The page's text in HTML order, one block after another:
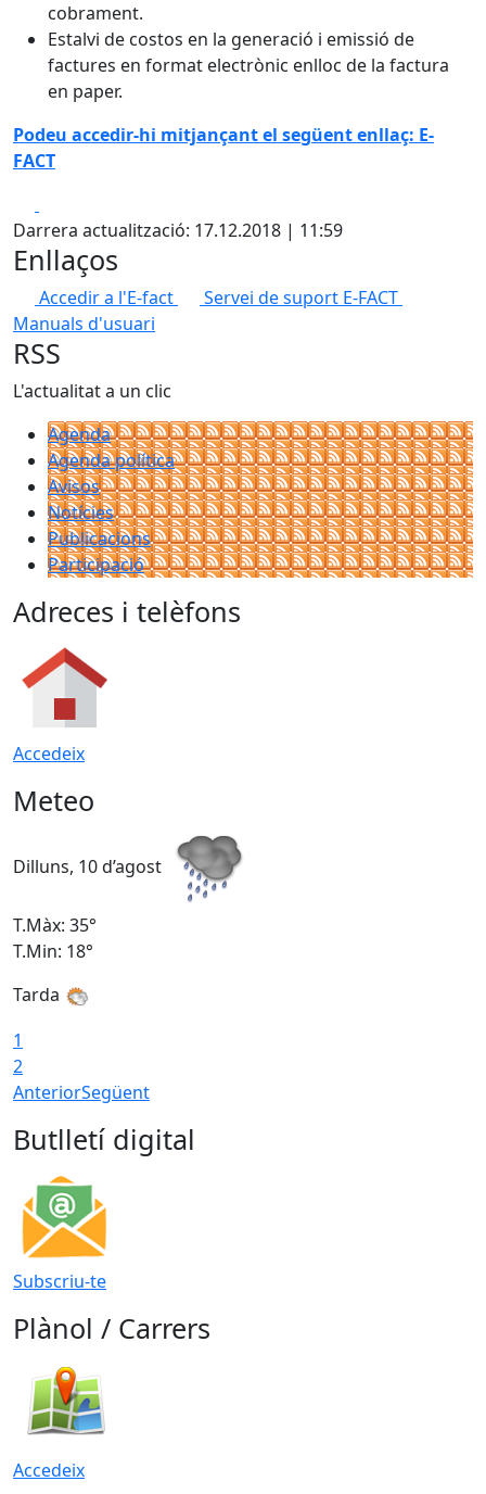
cobrament.
Estalvi de costos en la generació i emissió de
factures en format electrònic enlloc de la factura
en paper.
Podeu accedir-hi mitjançant el següent enllaç: E-
FACT
Darrera actualització: 17.12.2018 | 11:59
Enllaços
Accedir a l'E-fact
Servei de suport E-FACT
Manuals d'usuari
RSS
L'actualitat a un clic
Agenda
Agenda política
Avisos
Notícies
Publicacions
Participació
Adreces i telèfons
Accedeix
Meteo
Dilluns, 10 d’agost
T.Màx: 35°
T.Min: 18°
Tarda
1
2
AnteriorSegüent
Butlletí digital
Subscriu-te
Plànol / Carrers
Accedeix